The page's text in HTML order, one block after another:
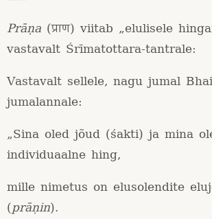
Prāṇa (प्राण) viitab „elulisele
vastavalt Śrīmatottara-tantrale:
Vastavalt sellele, nagu jumal
jumalannale:
„Sina oled jõud (śakti) ja mina
individuaalne hing,
mille nimetus on elusolendite
(prāṇin).